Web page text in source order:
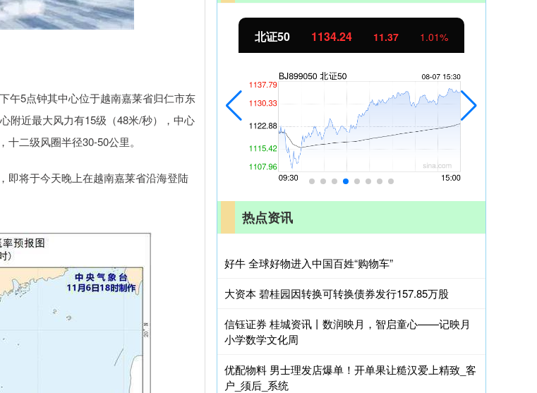
午5点钟其中心位于越南嘉莱省归仁市东
附近最大风力有15级（48米/秒），中心
二级风圈半径30-50公里。
即将于今天晚上在越南嘉莱省沿海登陆
北证50 1134.24 11.37 1.01%
热点资讯
好牛 全球好物进入中国百姓“购物车”
大资本 碧桂园因转换可转换债券发行157.85万股
信钰证券 桂城资讯丨数润映月，智启童心——记映月
小学数学文化周
优配物料 男士理发店爆单！开单果让糙汉爱上精致_客
户_须后_系统